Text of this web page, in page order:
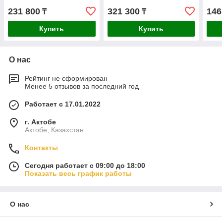
231 800 ₸
Купить
321 300₸
Купить
О нас
Рейтинг не сформирован
Менее 5 отзывов за последний год
Работает с 17.01.2022
г. Актобе
Актобе, Казахстан
Контакты
Сегодня работает с 09:00 до 18:00
Показать весь график работы
О нас